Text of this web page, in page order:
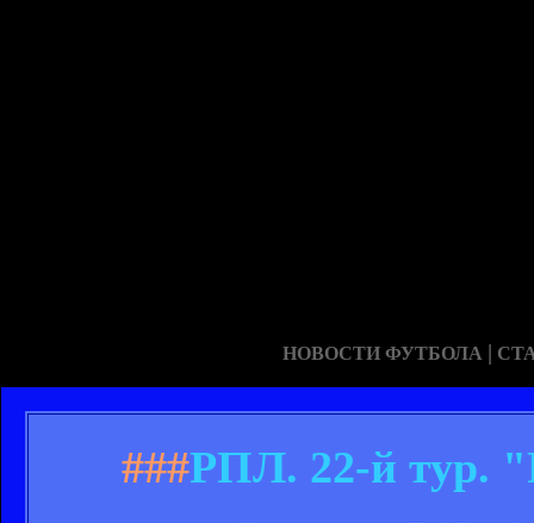
НОВОСТИ ФУТБОЛА |
###РПЛ. 22-й тур.